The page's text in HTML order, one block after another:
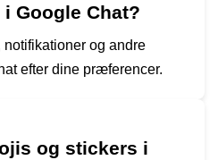
Google Chat?
notifikationer og andre
efter dine præferencer.
og stickers i